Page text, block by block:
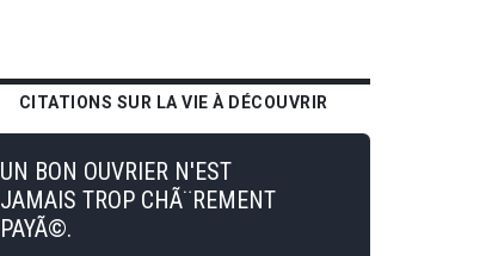
CITATIONS SUR LA VIE À DÉCOUVRIR
UN BON OUVRIER N'EST
JAMAIS TROP CHÃ¨REMENT
PAYÃ©.